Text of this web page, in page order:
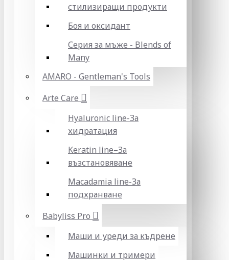
стилизиращи продукти
Боя и оксидант
Серия за мъже - Blends of
Many
AMARO - Gentleman's Tools
Arte Care
Hyaluronic line-За
хидратация
Keratin line–За
възстановяване
Macadamia line-За
подхранване
Babyliss Pro
Маши и уреди за къдрене
Машинки и тримери